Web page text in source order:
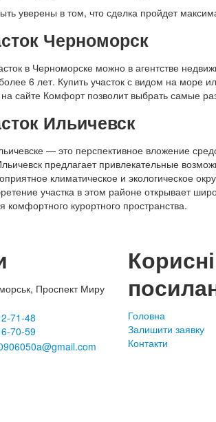
уверены в том, что сделка пройдет
Черноморск
в Черноморске можно в агентстве
6 лет. Купить участок с видом на море
на сайте Комфорт позволит выбрать самые
Ильичевск
— это перспективное вложение
предлагает привлекательные
климатическое и экологическое
участка в этом районе открывает
комфортного курортного пространства.
Проспект Миру
71-48
70-59
Корисні
Головна
Залишити заявку
Контакти